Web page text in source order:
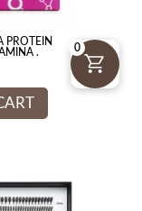
PROTEIN
.
0